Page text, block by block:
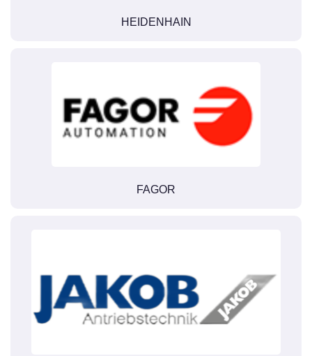
HEIDENHAIN
FAGOR